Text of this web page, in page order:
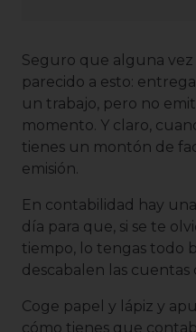
Seguro que alguna vez
parecido a esto:
un trabajo, pero no
momento. Y claro,
tienes un montón de
emisión.
En contabilidad hay
día para que, si se te
tiempo, lo tengas todo
descabalen las cuentas
Coge papel y lápiz y
cómo tienes que